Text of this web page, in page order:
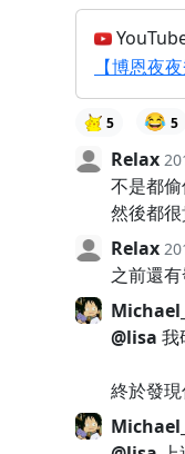
【博恩夜
5 😂 5
Relax
不是都
然後都很
Relax
之前還
@lisa 我
終於發